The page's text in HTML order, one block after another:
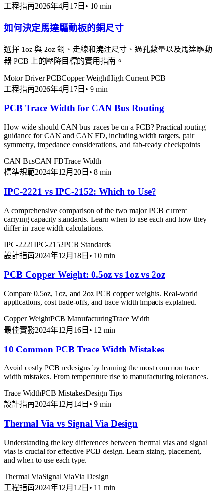
工程指南2026年4月17日 • 10 min
如何決定馬達驅動板的銅尺寸
選擇 1oz 與 2oz 銅、走線和澆注尺寸、過孔數量以及馬達驅動
器 PCB 上的壓降目標的實用指南。
Motor Driver PCBCopper WeightHigh Current PCB
工程指南2026年4月17日 • 9 min
PCB Trace Width for CAN Bus Routing
How wide should CAN bus traces be on a PCB? Practical routing
guidance for CAN and CAN FD, including width targets, pair
symmetry, impedance considerations, and fab-ready checkpoints.
CAN BusCAN FDTrace Width
標準規範2024年12月20日 • 8 min
IPC-2221 vs IPC-2152: Which to Use?
A comprehensive comparison of the two major PCB current
carrying capacity standards. Learn when to use each and how they
differ in trace width calculations.
IPC-2221IPC-2152PCB Standards
設計指南2024年12月18日 • 10 min
PCB Copper Weight: 0.5oz vs 1oz vs 2oz
Compare 0.5oz, 1oz, and 2oz PCB copper weights. Real-world
applications, cost trade-offs, and trace width impacts explained.
Copper WeightPCB ManufacturingTrace Width
最佳實務2024年12月16日 • 12 min
10 Common PCB Trace Width Mistakes
Avoid costly PCB redesigns by learning the most common trace
width mistakes. From temperature rise to manufacturing tolerances.
Trace WidthPCB MistakesDesign Tips
設計指南2024年12月14日 • 9 min
Thermal Via vs Signal Via Design
Understanding the key differences between thermal vias and signal
vias is crucial for effective PCB design. Learn sizing, placement,
and when to use each type.
Thermal ViaSignal ViaVia Design
工程指南2024年12月12日 • 11 min